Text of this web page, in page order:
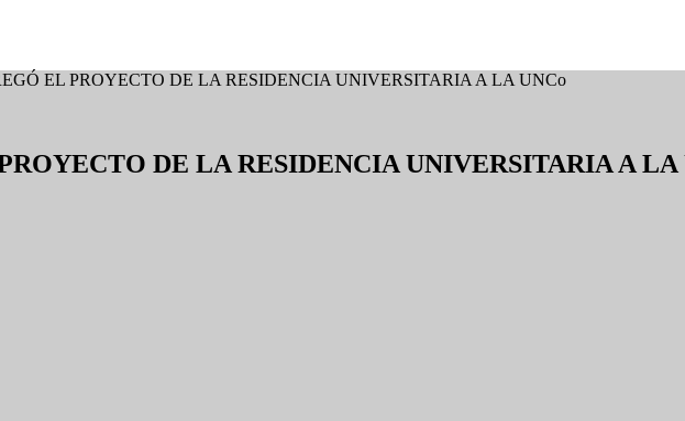
EL PROYECTO DE LA RESIDENCIA UNIVERSITARIA A LA UNCo
DE LA RESIDENCIA UNIVERSITARIA A LA